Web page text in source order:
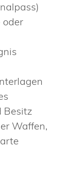
oder
Besitz
Waffen,